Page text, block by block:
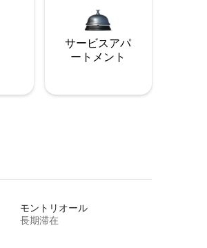
サービスアパ
ートメント
モントリオール
長期滞在